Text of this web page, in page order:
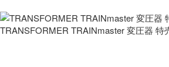
TRANSFORMER TRAINmaster 変圧器 特